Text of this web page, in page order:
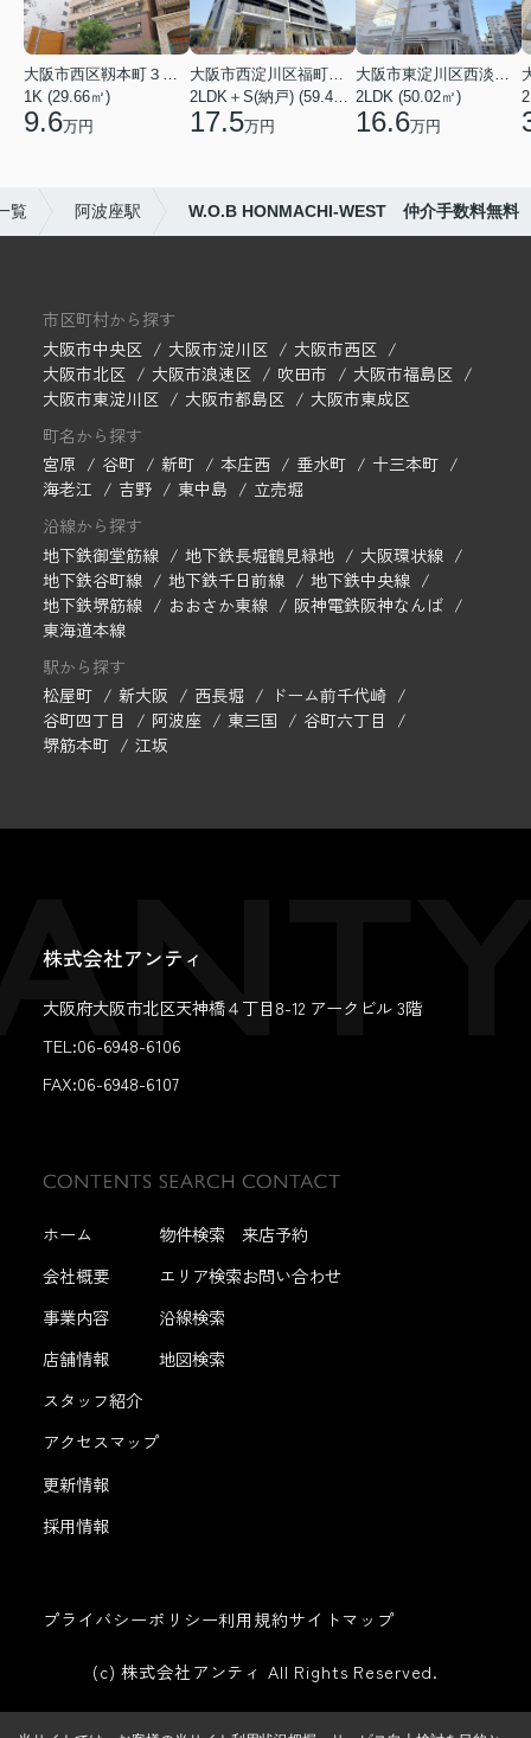
大阪市西区靱本町３丁目
1K (29.66㎡)
9.6万円
大阪市西淀川区福町２丁目
2LDK＋S(納戸) (59.48㎡)
17.5万円
大阪市東淀川区西淡路１丁目
2LDK (50.02㎡)
16.6万円
覧 阿波座駅 W.O.B HONMACHI-WEST 仲介手数料無料
市区町村から探す
大阪市中央区
大阪市淀川区
大阪市西区
大阪市北区
大阪市浪速区 吹田市
大阪市福島区
大阪市東淀川区
大阪市都島区
大阪市東成区
町名から探す
宮原
谷町 新町 本庄西 垂水町
十三本町
海老江
吉野 東中島
立売堀
沿線から探す
地下鉄御堂筋線
地下鉄長堀鶴見緑地
大阪環状線
地下鉄谷町線
地下鉄千日前線
地下鉄中央線
地下鉄堺筋線
おおさか東線
阪神電鉄阪神なんば
東海道本線
駅から探す
松屋町
新大阪 西長堀
ドーム前千代崎
谷町四丁目
阿波座 東三国
谷町六丁目
堺筋本町
江坂
株式会社アンティ
大阪府大阪市北区天神橋４丁目8-12 アークビル 3階
TEL:06-6948-6106
FAX:06-6948-6107
ホーム
会社概要
事業内容
店舗情報
スタッフ紹介
アクセスマップ
更新情報
採用情報
物件検索
エリア検索
沿線検索
地図検索
来店予約
お問い合わせ
プライバシーポリシー利用規約サイトマップ
(c) 株式会社アンティ All Rights Reserved.